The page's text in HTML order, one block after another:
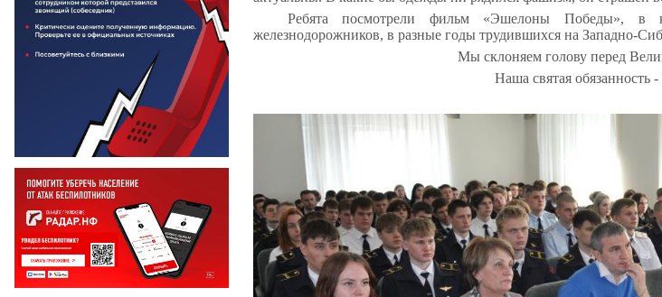
Ребята посмотрели фильм «Эшелоны Победы», в
железнодорожников, в разные годы трудившихся на Западно-
Мы склоняем голову перед
Наша святая обязанность